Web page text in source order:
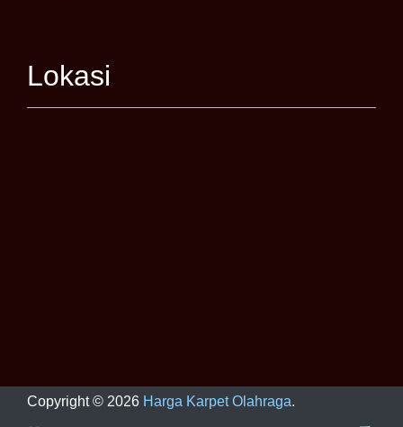
Lokasi
Copyright © 2026 Harga Karpet Olahraga.